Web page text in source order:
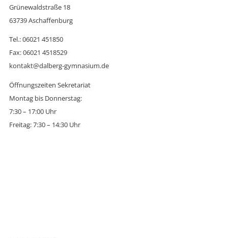
Grünewaldstraße 18
63739 Aschaffenburg
Tel.: 06021 451850
Fax: 06021 4518529
kontakt@dalberg-gymnasium.de
Öffnungszeiten Sekretariat
Montag bis Donnerstag:
7:30 – 17:00 Uhr
Freitag: 7:30 – 14:30 Uhr